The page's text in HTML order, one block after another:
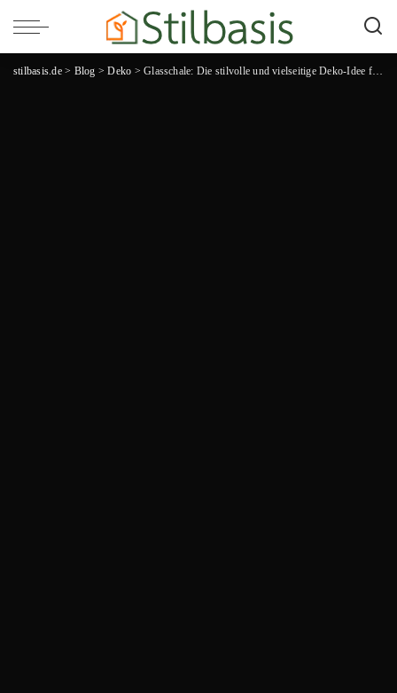
stilbasis.de> Blog >Deko >Glasschale: Die stilvolle und vielseitige Deko-Idee für jedes Zuhause!